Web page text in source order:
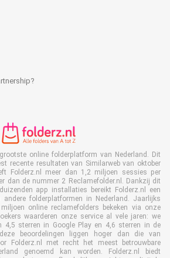
online folderplatform van Nederland. Dit
recente resultaten van Similarweb van oktober
Folderz.nl meer dan 1,2 miljoen sessies per
dan de nummer 2 Reclamefolder.nl. Dankzij dit
app installaties bereikt Folderz.nl een
folderplatformen in Nederland. Jaarlijks
online reclamefolders bekeken via onze
waarderen onze service al vele jaren: we
4,5 sterren in Google Play en 4,6 sterren in de
beoordelingen liggen hoger dan die van
Folderz.nl met recht het meest betrouwbare
genoemd kan worden. Folderz.nl biedt